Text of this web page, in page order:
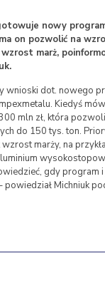
nowy
on pozwolić na
marż,
wnioski dot. nowego
Kiedyś
mln zł, która
do 150 tys. ton.
marży, na
gdy program i
powiedział Michniuk